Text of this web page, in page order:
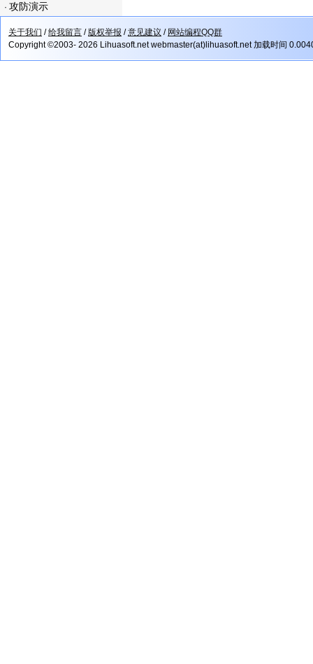
· 攻防演示
关于我们 /给我留言 /版权举报 /意见建议 / 网站编程QQ群
Copyright ©2003- 2026 Lihuasoft.net webmaster(at)lihuasoft.net 加载时间